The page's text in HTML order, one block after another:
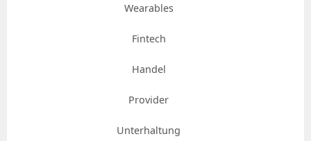
Wearables
Fintech
Handel
Provider
Unterhaltung